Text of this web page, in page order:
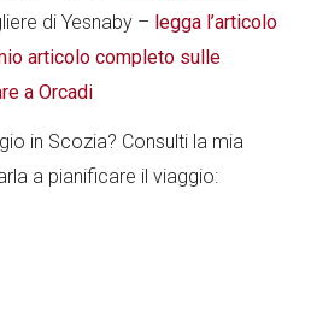
di Yesnaby – legga l’articolo
articolo completo sulle
a Orcadi
in Scozia? Consulti la mia
a pianificare il viaggio: